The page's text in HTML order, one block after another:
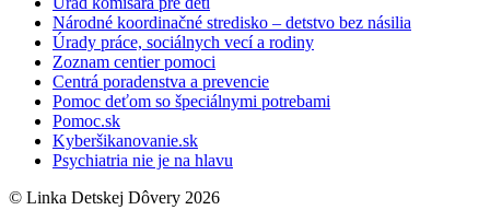
Národné koordinačné stredisko – detstvo bez násilia
Úrady práce, sociálnych vecí a rodiny
Zoznam centier pomoci
Centrá poradenstva a prevencie
Pomoc deťom so špeciálnymi potrebami
Pomoc.sk
Kyberšikanovanie.sk
Psychiatria nie je na hlavu
© Linka Detskej Dôvery 2026